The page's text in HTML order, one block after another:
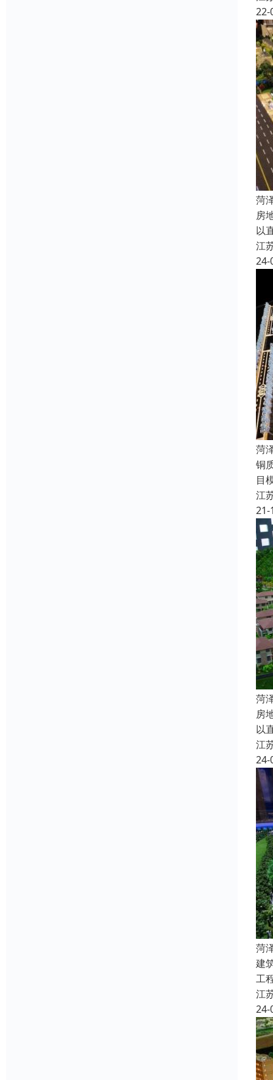
22-
菏
房
以
江
24-
菏
铜
目
江
21-
菏
房
以
江
24-
菏
建
工
江
24-